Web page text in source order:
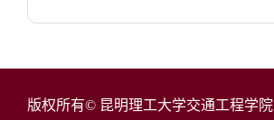
版权所有© 昆明理工大学交通工程学院